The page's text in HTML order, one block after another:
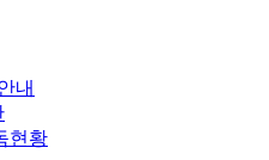
내
현황